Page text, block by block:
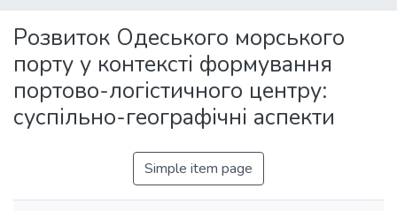
Statistics
Розвиток Одеського морського
порту у контексті формування
портово-логістичного центру:
суспільно-географічні аспекти
Simple item page